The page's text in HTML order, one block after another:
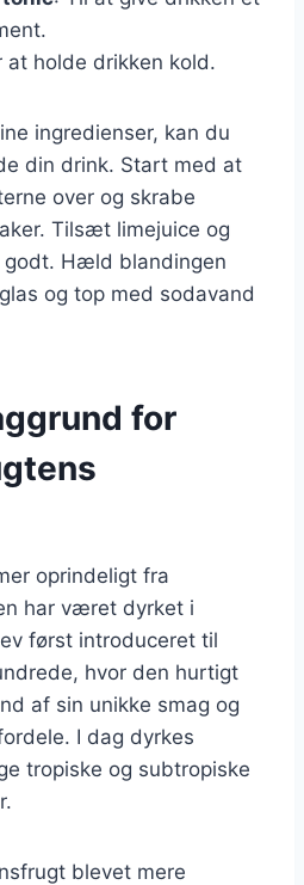
at holde drikken kold.
ingredienser, kan du
din drink. Start med at
over og skrabe
Tilsæt limejuice og
godt. Hæld blandingen
og top med sodavand
for
oprindeligt fra
har været dyrket i
først introduceret til
hvor den hurtigt
af sin unikke smag og
I dag dyrkes
tropiske og subtropiske
blevet mere